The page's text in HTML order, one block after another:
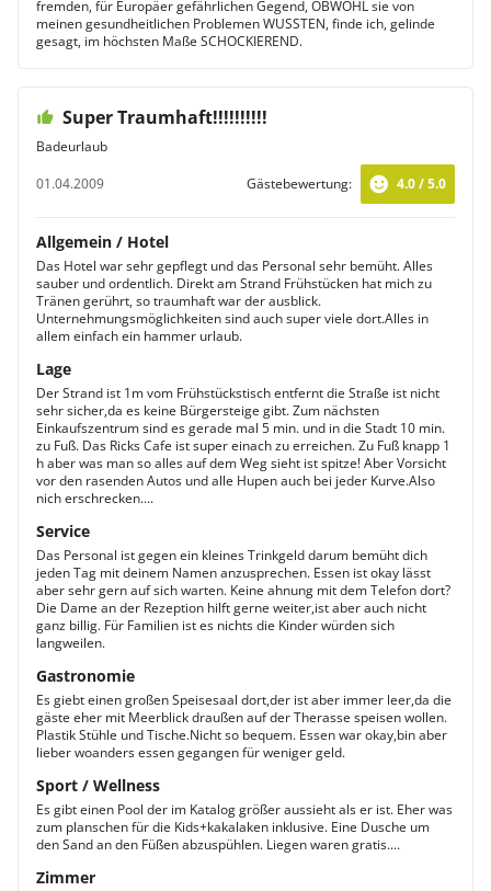
fremden, für Europäer gefährlichen Gegend, OBWOHL sie von
meinen gesundheitlichen Problemen WUSSTEN, finde ich, gelinde
gesagt, im höchsten Maße SCHOCKIEREND.
Super Traumhaft!!!!!!!!!!
Badeurlaub
01.04.2009
Gästebewertung: 4.0 / 5.0
Allgemein / Hotel
Das Hotel war sehr gepflegt und das Personal sehr bemüht. Alles
sauber und ordentlich. Direkt am Strand Frühstücken hat mich zu
Tränen gerührt, so traumhaft war der ausblick.
Unternehmungsmöglichkeiten sind auch super viele dort.Alles in
allem einfach ein hammer urlaub.
Lage
Der Strand ist 1m vom Frühstückstisch entfernt die Straße ist nicht
sehr sicher,da es keine Bürgersteige gibt. Zum nächsten
Einkaufszentrum sind es gerade mal 5 min. und in die Stadt 10 min.
zu Fuß. Das Ricks Cafe ist super einach zu erreichen. Zu Fuß knapp 1
h aber was man so alles auf dem Weg sieht ist spitze! Aber Vorsicht
vor den rasenden Autos und alle Hupen auch bei jeder Kurve.Also
nich erschrecken....
Service
Das Personal ist gegen ein kleines Trinkgeld darum bemüht dich
jeden Tag mit deinem Namen anzusprechen. Essen ist okay lässt
aber sehr gern auf sich warten. Keine ahnung mit dem Telefon dort?
Die Dame an der Rezeption hilft gerne weiter,ist aber auch nicht
ganz billig. Für Familien ist es nichts die Kinder würden sich
langweilen.
Gastronomie
Es giebt einen großen Speisesaal dort,der ist aber immer leer,da die
gäste eher mit Meerblick draußen auf der Therasse speisen wollen.
Plastik Stühle und Tische.Nicht so bequem. Essen war okay,bin aber
lieber woanders essen gegangen für weniger geld.
Sport / Wellness
Es gibt einen Pool der im Katalog größer aussieht als er ist. Eher was
zum planschen für die Kids+kakalaken inklusive. Eine Dusche um
den Sand an den Füßen abzuspühlen. Liegen waren gratis....
Zimmer